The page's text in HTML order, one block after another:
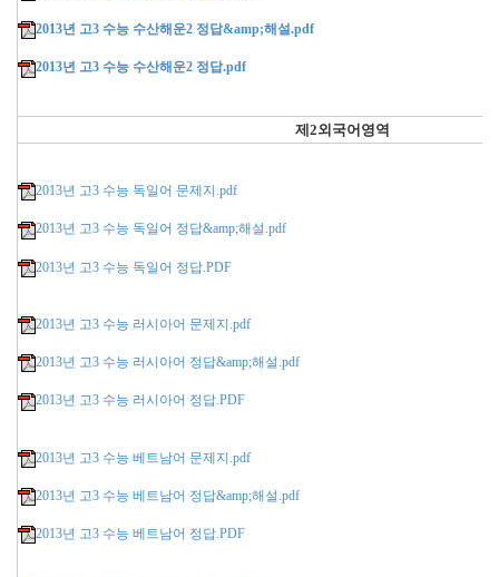
2013년 고3 수능 수산해운2 정답&amp;해설.pdf
2013년 고3 수능 수산해운2 정답.pdf
제2외국어영역
2013년 고3 수능 독일어 문제지.pdf
2013년 고3 수능 독일어 정답&amp;해설.pdf
2013년 고3 수능 독일어 정답.PDF
2013년 고3 수능 러시아어 문제지.pdf
2013년 고3 수능 러시아어 정답&amp;해설.pdf
2013년 고3 수능 러시아어 정답.PDF
2013년 고3 수능 베트남어 문제지.pdf
2013년 고3 수능 베트남어 정답&amp;해설.pdf
2013년 고3 수능 베트남어 정답.PDF